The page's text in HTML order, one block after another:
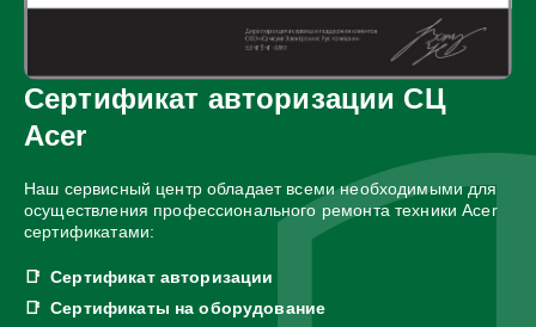
Сертификат авторизации СЦ
Acer
Наш сервисный центр обладает всеми необходимыми для
осуществления профессионального ремонта техники Acer
сертификатами:
Сертификат авторизации
Сертификаты на оборудование